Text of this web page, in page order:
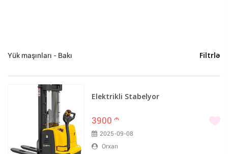
Yük maşınları - Bakı Filtrlə
Elektrikli Stabelyor
3900 m
2025-09-08
Orxan